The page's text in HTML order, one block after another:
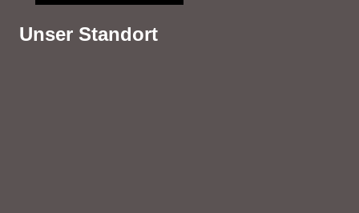
Unser Standort